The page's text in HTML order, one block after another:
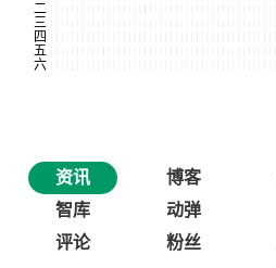
资讯 博客
智库
动弹
评论
粉丝